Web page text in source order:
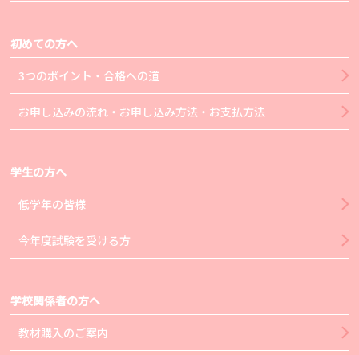
初めての方へ
3つのポイント・合格への道
お申し込みの流れ・お申し込み方法・お支払方法
学生の方へ
低学年の皆様
今年度試験を受ける方
学校関係者の方へ
教材購入のご案内